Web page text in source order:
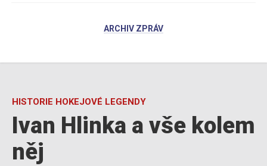
ARCHIV ZPRÁV
HISTORIE HOKEJOVÉ LEGENDY
Ivan Hlinka a vše kolem
něj